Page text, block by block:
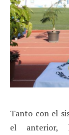
Tanto con el
el anterior,